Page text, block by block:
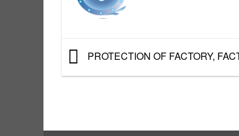
PROTECTION OF FACTORY,